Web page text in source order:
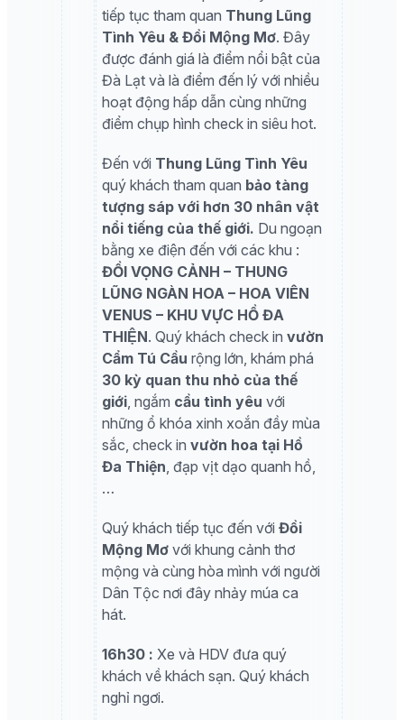
tiếp tục tham quan Thung Lũng
Tình Yêu & Đồi Mộng Mơ. Đây
được đánh giá là điểm nổi bật của
Đà Lạt và là điểm đến lý với nhiều
hoạt động hấp dẫn cùng những
điểm chụp hình check in siêu hot.
Đến với Thung Lũng Tình Yêu
quý khách tham quan bảo tàng
tượng sáp với hơn 30 nhân vật
nổi tiếng của thế giới. Du ngoạn
bằng xe điện đến với các khu :
ĐỒI VỌNG CẢNH – THUNG
LŨNG NGÀN HOA – HOA VIÊN
VENUS – KHU VỰC HỒ ĐA
THIỆN. Quý khách check in vườn
Cẩm Tú Cầu rộng lớn, khám phá
30 kỳ quan thu nhỏ của thế
giới, ngắm cầu tình yêu với
những ổ khóa xinh xoắn đầy mùa
sắc, check in vườn hoa tại Hồ
Đa Thiện, đạp vịt dạo quanh hồ,
…
Quý khách tiếp tục đến với Đồi
Mộng Mơ với khung cảnh thơ
mộng và cùng hòa mình với người
Dân Tộc nơi đây nhảy múa ca
hát.
16h30 : Xe và HDV đưa quý
khách về khách sạn. Quý khách
nghỉ ngơi.